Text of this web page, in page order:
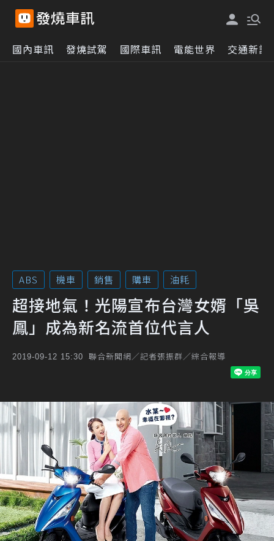
國內車訊 發燒試駕 國際車訊 電能世界 交通新訊
ABS 機車 銷售 購車 油耗
超接地氣！光陽宣布台灣女婿「吳
鳳」成為新名流首位代言人
2019-09-12 15:30 聯合新聞網／記者張振群／綜合報導